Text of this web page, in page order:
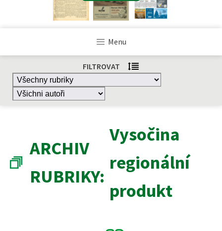
Menu
FILTROVAT
ARCHIV
RUBRIKY:
Vysočina
regionální
produkt